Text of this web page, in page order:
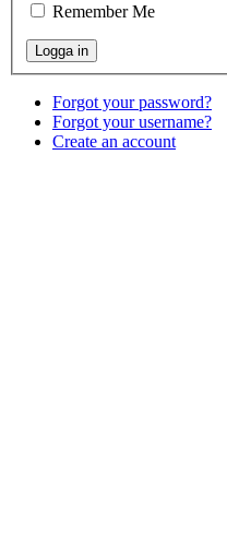
Remember Me
Forgot your password?
Forgot your username?
Create an account